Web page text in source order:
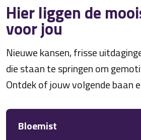
Hier liggen de
voor jou
Nieuwe kansen, frisse
die staan te springen om
Ontdek of jouw volgende baan
Bloemist